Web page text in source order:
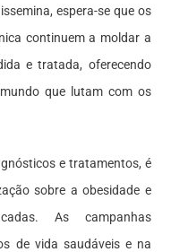
espera-se que os
continuem a moldar a
e tratada, oferecendo
que lutam com os
e tratamentos, é
sobre a obesidade e
As campanhas
de vida saudáveis e na